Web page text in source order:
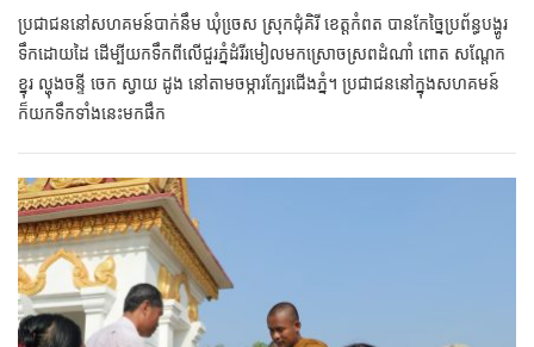
ប្រជាជននៅសហគមន៍បាក់នឹម ឃុំចេ្រស ស្រុកជុំគិរី ខេត្តកំពត បានកែច្នៃប្រព័ន្ធបង្ហូរ
ទឹកដោយដៃ ដើម្បីយកទឹកពីលើជួរភ្នំដំរីរមៀលមកស្រោចស្រពដំណាំ ពោត​ សណ្តែក
ខ្នុរ ល្ហុង​ចន្ទី ចេក ស្វាយ ដូង នៅតាមចម្ការក្បែរជើងភ្នំ។ ប្រជាជននៅក្នុងសហគមន៍
ក៏យកទឹកទាំងនេះមកផឹក